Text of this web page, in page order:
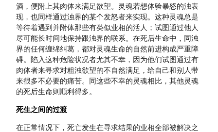
酒，便附上其肉体来满足欲望。灵魂若想体验暴怒的浊表
现，也同样通过浊界的某个发怒者来实现。这种灵魂总是
等待着遇到并附体那些有类似业相的活人；试图通过他人
尽可能长时间地保持跟浊界的联系。在死后生命中，同浊
界的任何缠绵纠葛，都对灵魂生命的自然前进构成严重障
碍。陷入这种危险状况者尤其不幸，因为他们试图通过有
肉体者来寻求对粗浊欲望的不自然满足，给自己和别人带
来很多不必要的痛苦。同这些不幸的灵魂相比，其他灵魂
的死后生命则顺利得多。
死生之间的过渡
在正常情况下，死亡发生在寻求结果的业相全部被解决之